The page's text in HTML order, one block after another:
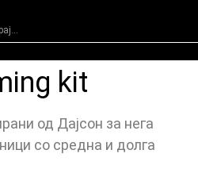
kit
од Дајсон за нега
со средна и долга